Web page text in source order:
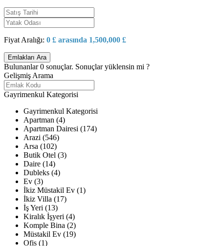
Fiyat Aralığı: 0 £ arasında 1,500,000 £
Bulunanlar0 sonuçlar. Sonuçlar yüklensin mi ?
Gelişmiş Arama
Gayrimenkul Kategorisi
Gayrimenkul Kategorisi
Apartman (4)
Apartman Dairesi (174)
Arazi (546)
Arsa (102)
Butik Otel (3)
Daire (14)
Dubleks (4)
Ev (3)
İkiz Müstakil Ev (1)
İkiz Villa (17)
İş Yeri (13)
Kiralık İşyeri (4)
Komple Bina (2)
Müstakil Ev (19)
Ofis (1)